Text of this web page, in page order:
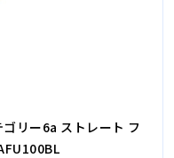
リー6a ストレート フ